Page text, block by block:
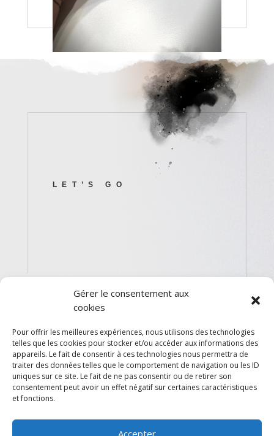
Gérer le consentement aux
cookies
Pour offrir les meilleures expériences, nous utilisons des technologies
telles que les cookies pour stocker et/ou accéder aux informations des
appareils. Le fait de consentir à ces technologies nous permettra de
traiter des données telles que le comportement de navigation ou les ID
uniques sur ce site. Le fait de ne pas consentir ou de retirer son
consentement peut avoir un effet négatif sur certaines caractéristiques
et fonctions.
Accepter
LET’S GO
Comment prendre
contact ?
LANCER UN PROJET